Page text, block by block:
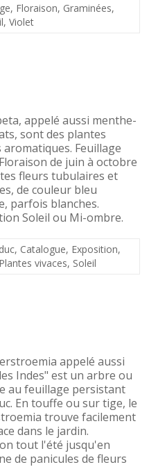
, Floraison, Graminées,
,Violet
appelé aussi menthe-
sont des plantes
aromatiques. Feuillage
de juin à octobre
fleurs tubulaires et
de couleur bleu
parfois blanches.
Soleil ou Mi-ombre.
, Catalogue, Exposition,
Plantes vivaces, Soleil
appelé aussi
Indes" est un arbre ou
au feuillage persistant
En touffe ou sur tige, le
trouve facilement
dans le jardin.
tout l'été jusqu'en
de panicules de fleurs